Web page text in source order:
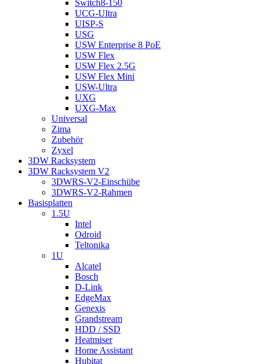
Switch8-150
UCG-Ultra
UISP-S
USG
USW Enterprise 8 PoE
USW Flex
USW Flex 2.5G
USW Flex Mini
USW-Ultra
UXG
UXG-Max
Universal
Zima
Zubehör
Zyxel
3DW Racksystem
3DW Racksystem V2
3DWRS-V2-Einschübe
3DWRS-V2-Rahmen
Basisplatten
1.5U
Intel
Odroid
Teltonika
1U
Alcatel
Bosch
D-Link
EdgeMax
Genexis
Grandstream
HDD / SSD
Heatmiser
Home Assistant
Hubitat